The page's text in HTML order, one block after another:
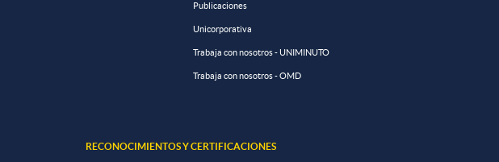
Publicaciones
Unicorporativa
Trabaja con nosotros - UNIMINUTO
Trabaja con nosotros - OMD
RECONOCIMIENTOS Y CERTIFICACIONES